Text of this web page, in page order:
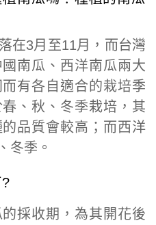
在3月至11月，而台灣
南瓜、西洋南瓜兩大
有各自適合的栽培季
、秋、冬季栽培，其
品質會較高；而西洋
冬季。
採收期，為其開花後